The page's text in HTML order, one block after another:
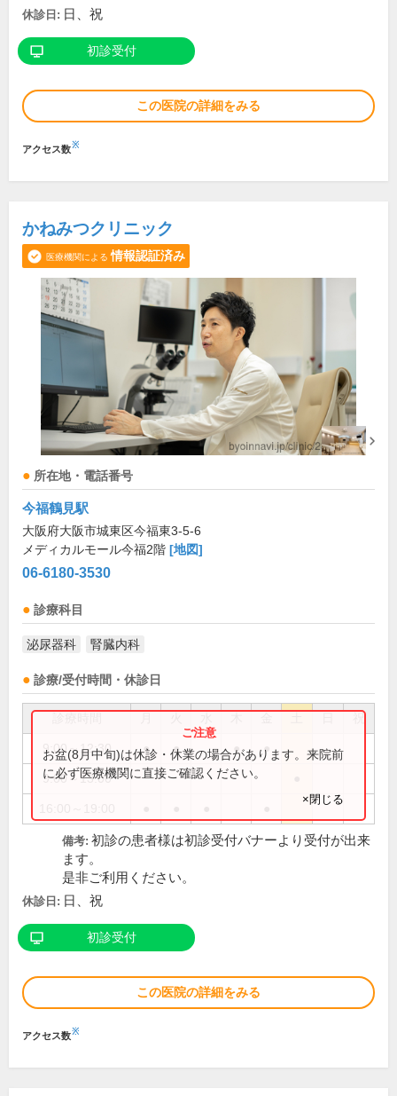
休診日: 日、祝
初診受付
この医院の詳細をみる
アクセス数※
かねみつクリニック
医療機関による 情報認証済み
所在地・電話番号
今福鶴見駅
大阪府大阪市城東区今福東3-5-6
メディカルモール今福2階 [地図]
06-6180-3530
診療科目
泌尿器科 腎臓内科
診療/受付時間・休診日
祝
9:00～12:30 ● ● ● ●
9:00～13:00
お盆(8月中旬)は休診・休業の場合があります。来院前
に必ず医療機関に直接ご確認ください。
×閉じる
備考: 初診の患者様は初診受付バナーより受付が出来
ます。
是非ご利用ください。
休診日: 日、祝
初診受付
この医院の詳細をみる
アクセス数※